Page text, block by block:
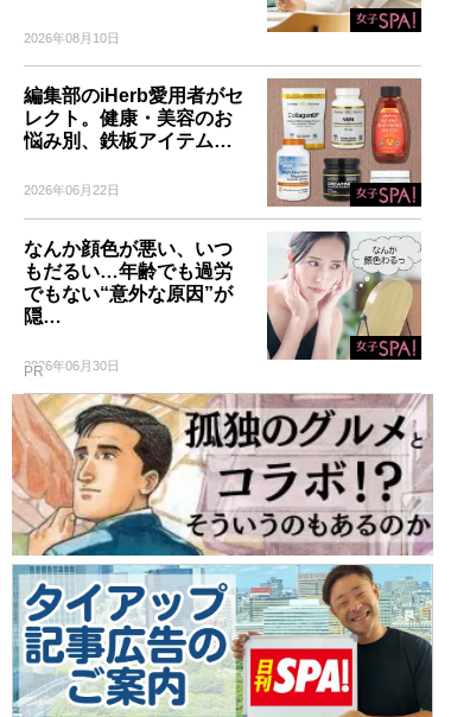
2026年08月10日
編集部のiHerb愛用者がセ
レクト。健康・美容のお
悩み別、鉄板アイテム…
2026年06月22日
なんか顔色が悪い、いつ
もだるい…年齢でも過労
でもない“意外な原因”が
隠…
2026年06月30日
PR